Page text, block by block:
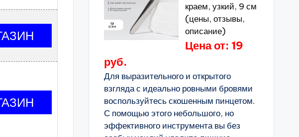
краем, узкий, 9 см
(цены, отзывы,
описание)
Цена от: 19
руб.
Для выразительного и открытого
взгляда с идеально ровными бровями
воспользуйтесь скошенным пинцетом.
С помощью этого небольшого, но
эффективного инструмента вы без